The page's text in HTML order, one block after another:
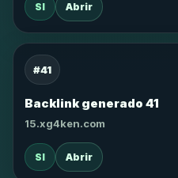
SI Abrir
#41
Backlink generado 41
15.xg4ken.com
SI Abrir